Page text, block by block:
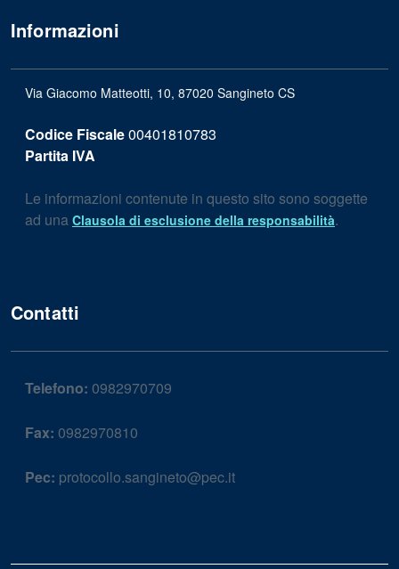
Informazioni
Via Giacomo Matteotti, 10, 87020 Sangineto CS
Codice Fiscale00401810783
Partita IVA
Le informazioni contenute in questo sito sono soggette
ad una Clausola di esclusione della responsabilità.
Contatti
Telefono: 0982970709
Fax: 0982970810
Pec: protocollo.sangineto@pec.it